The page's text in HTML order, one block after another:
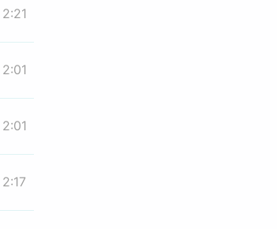
2:21
2:01
2:01
2:17